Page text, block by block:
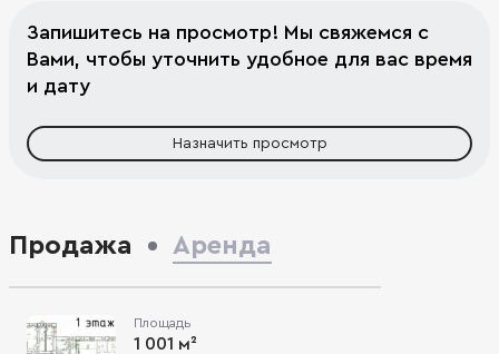
Запишитесь на просмотр! Мы свяжемся с
Вами, чтобы уточнить удобное для вас время
и дату
Назначить просмотр
Продажа Аренда
Площадь
1 001 м²